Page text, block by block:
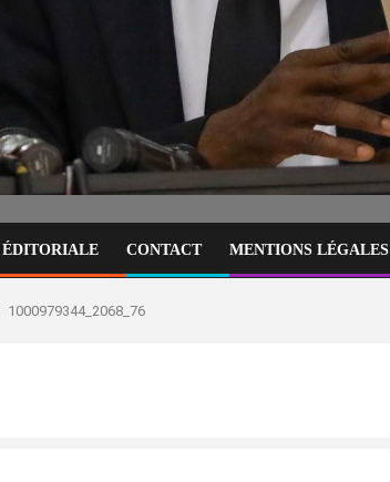
CONTACT MENTIONS LÉGALES
1000979344_2068_76